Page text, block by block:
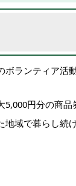
ランティア活
円分の商品
域で暮らし続